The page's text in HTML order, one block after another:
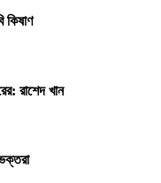
কিষাণ
রাশেদ খান